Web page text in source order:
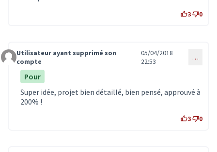
3 0
Commentaire 468
Utilisateur ayant supprimé son
compte
05/04/2018
22:53
…
Pour
Super idée, projet bien détaillé, bien pensé, approuvé à
200% !
3 0